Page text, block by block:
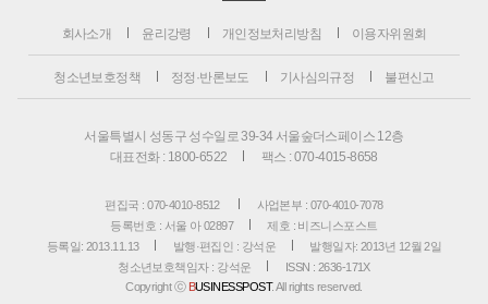
회사소개 윤리강령 개인정보처리방침 이용자위원회
청소년보호정책 정정·반론보도 기사심의규정 불편신고
서울특별시 성동구 성수일로 39-34 서울숲더스페이스 12층
대표전화 : 1800-6522
팩스 : 070-4015-8658
편집국 : 070-4010-8512
사업본부 : 070-4010-7078
등록번호 : 서울 아 02897
제호 : 비즈니스포스트
등록일: 2013.11.13
발행·편집인 : 강석운
발행일자: 2013년 12월 2일
청소년보호책임자 : 강석운
ISSN : 2636-171X
Copyright ⓒ BUSINESSPOST. All rights reserved.